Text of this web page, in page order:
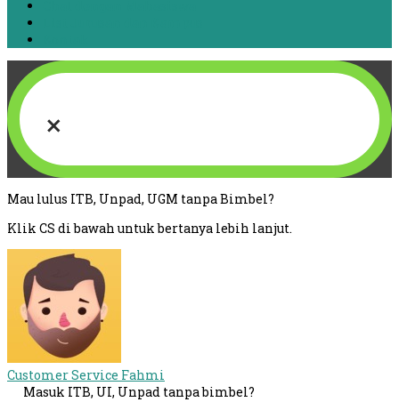
×
Mau lulus ITB, Unpad, UGM tanpa Bimbel?
Klik CS di bawah untuk bertanya lebih lanjut.
Customer Service Fahmi
Masuk ITB, UI, Unpad tanpa bimbel?